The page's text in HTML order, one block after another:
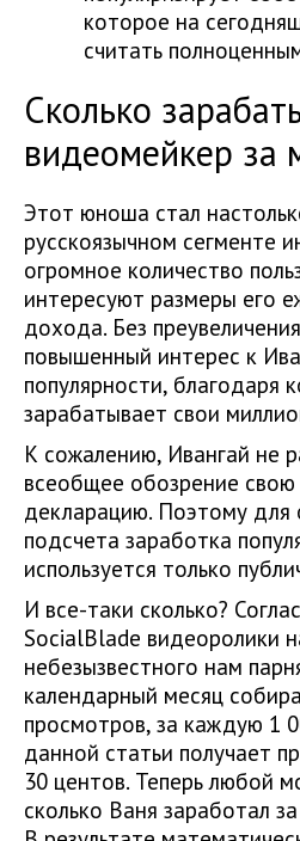
которое на
считать
Сколько
видеомейкер за
Этот юноша стал
русскоязычном сегменте
огромное количество
интересуют размеры его
дохода. Без
повышенный интерес к
популярности, благодаря
зарабатывает свои
К сожалению, Ивангай не
всеобщее обозрение свою
декларацию. Поэтому для
подсчета заработка
используется только
И все-таки сколько?
SocialBlade видеоролики
небезызвестного нам
календарный месяц
просмотров, за каждую 1
данной статьи получает
30 центов. Теперь любой
сколько Ваня заработал